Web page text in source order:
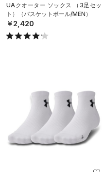
UAクオーター ソックス （3足セッ
ト）（バスケットボール/MEN）
￥2,420